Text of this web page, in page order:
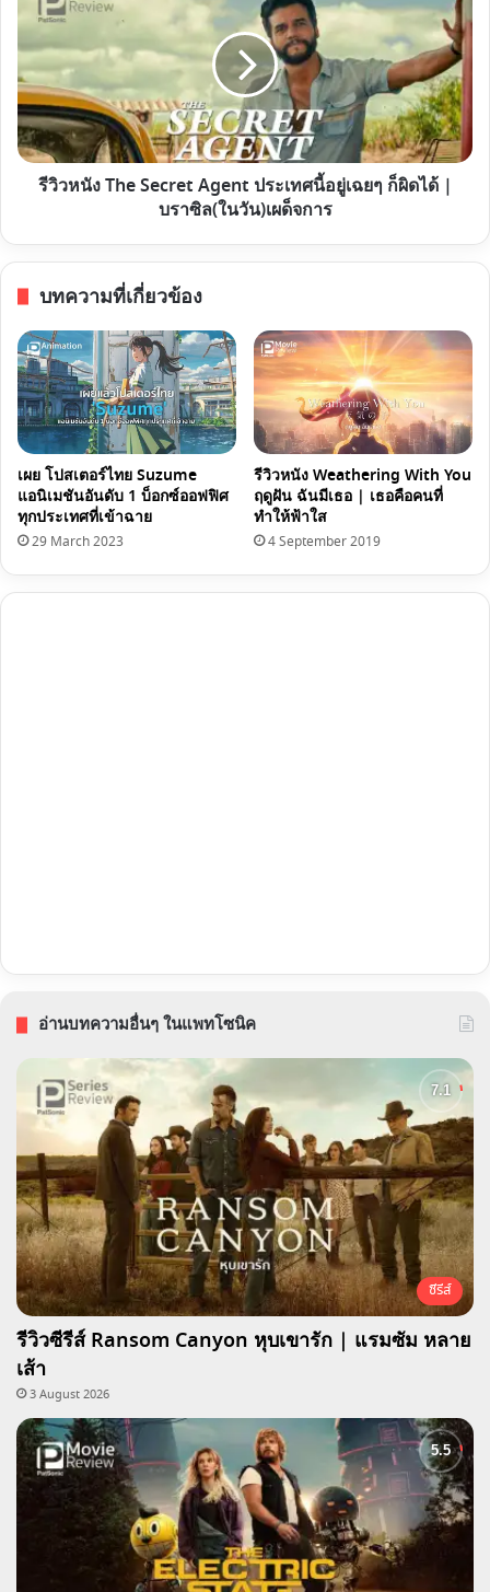
อีก
ขั้น
หนัง
The
Secret
Agent
ประเทศ
นี้
อยู่
เฉยๆ
ผิด
|
บราซิล(ใน
วัน)เผด็จการ
รีวิวหนัง The Secret Agent ประเทศนี้อยู่เฉยๆ ก็ผิดได้ |
บราซิล(ในวัน)เผด็จการ
บทความที่เกี่ยวข้อง
เผย โปสเตอร์ไทย Suzume
แอนิเมชันอันดับ 1 บ็อกซ์ออฟฟิศ
ทุกประเทศที่เข้าฉาย
29 March 2023
รีวิวหนัง Weathering With You
ฤดูฝัน ฉันมีเธอ | เธอคือคนที่
ทำให้ฟ้าใส
4 September 2019
อ่านบทความอื่นๆ ในแพทโซนิค
ซีรีส์
รีวิวซีรีส์ Ransom Canyon หุบเขารัก | แรมซัม หลาย
เส้า
3 August 2026